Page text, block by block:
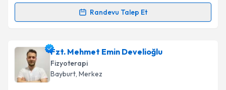
Randevu Talep Et
Randevu Takvimi Talebi
Fzt. Dilan Şimşekiçin randevu takvimi talebi
oluşturun. Size bu uzmandan randevu almanız için bir
takvim hazırlandığında e-posta ile bilgilendireceğiz.
Fzt. Mehmet Emin Develioğlu
Fizyoterapi
Bayburt, Merkez